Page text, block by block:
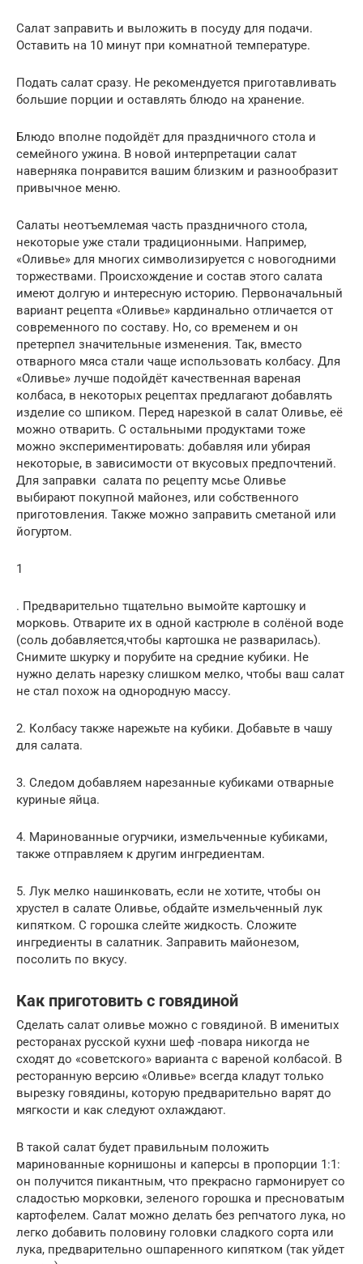
Салат заправить и выложить в посуду для подачи.
Оставить на 10 минут при комнатной температуре.
Подать салат сразу. Не рекомендуется приготавливать
большие порции и оставлять блюдо на хранение.
Блюдо вполне подойдёт для праздничного стола и
семейного ужина. В новой интерпретации салат
наверняка понравится вашим близким и разнообразит
привычное меню.
Салаты неотъемлемая часть праздничного стола,
некоторые уже стали традиционными. Например,
«Оливье» для многих символизируется с новогодними
торжествами. Происхождение и состав этого салата
имеют долгую и интересную историю. Первоначальный
вариант рецепта «Оливье» кардинально отличается от
современного по составу. Но, со временем и он
претерпел значительные изменения. Так, вместо
отварного мяса стали чаще использовать колбасу. Для
«Оливье» лучше подойдёт качественная вареная
колбаса, в некоторых рецептах предлагают добавлять
изделие со шпиком. Перед нарезкой в салат Оливье, её
можно отварить. С остальными продуктами тоже
можно экспериментировать: добавляя или убирая
некоторые, в зависимости от вкусовых предпочтений.
Для заправки салата по рецепту мсье Оливье
выбирают покупной майонез, или собственного
приготовления. Также можно заправить сметаной или
йогуртом.
1
. Предварительно тщательно вымойте картошку и
морковь. Отварите их в одной кастрюле в солёной воде
(соль добавляется,чтобы картошка не разварилась).
Снимите шкурку и порубите на средние кубики. Не
нужно делать нарезку слишком мелко, чтобы ваш салат
не стал похож на однородную массу.
2. Колбасу также нарежьте на кубики. Добавьте в чашу
для салата.
3. Следом добавляем нарезанные кубиками отварные
куриные яйца.
4. Маринованные огурчики, измельченные кубиками,
также отправляем к другим ингредиентам.
5. Лук мелко нашинковать, если не хотите, чтобы он
хрустел в салате Оливье, обдайте измельченный лук
кипятком. С горошка слейте жидкость. Сложите
ингредиенты в салатник. Заправить майонезом,
посолить по вкусу.
Как приготовить с говядиной
Сделать салат оливье можно с говядиной. В именитых
ресторанах русской кухни шеф -повара никогда не
сходят до «советского» варианта с вареной колбасой. В
ресторанную версию «Оливье» всегда кладут только
вырезку говядины, которую предварительно варят до
мягкости и как следуют охлаждают.
В такой салат будет правильным положить
маринованные корнишоны и каперсы в пропорции 1:1:
он получится пикантным, что прекрасно гармонирует со
сладостью морковки, зеленого горошка и пресноватым
картофелем. Салат можно делать без репчатого лука, но
легко добавить половину головки сладкого сорта или
лука, предварительно ошпаренного кипятком (так уйдет